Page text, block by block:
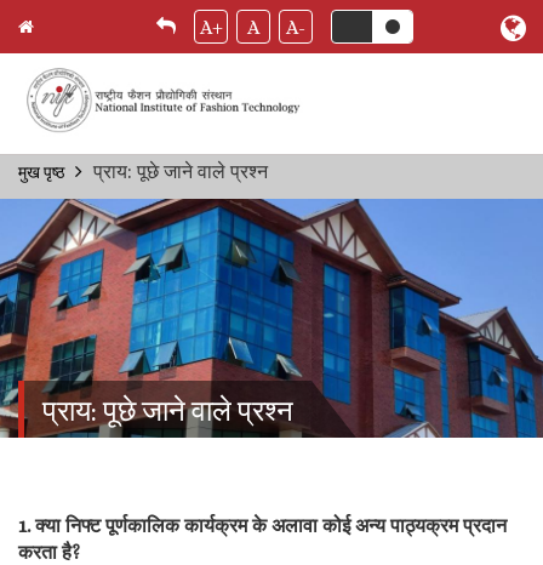
Skip
content
A+ A A-
Breadcrumb
मुख पृष्ठ प्राय: पूछे जाने वाले प्रश्‍न
प्राय: पूछे जाने वाले प्रश्‍न
1. क्या निफ्ट पूर्णकालिक कार्यक्रम के अलावा कोई अन्य पाठ्यक्रम प्रदान
करता है?